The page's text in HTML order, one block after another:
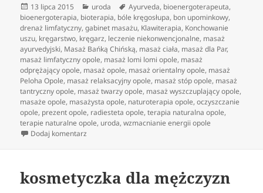
Data
publikacji
13 lipca 2015 Kategorie
uroda Tagi
Ayurveda, bioenergoterapeuta,
bioenergoterapia, bioterapia, bóle kręgosłupa, bon upominkowy,
drenaż limfatyczny,gabinet masażu, Klawiterapia, Konchowanie
uszu, kręgarstwo, kręgarz, leczenie niekonwencjonalne, masaż
ayurvedyjski, Masaż Bańką Chińską, masaż ciała, masaż dla Par,
masaż limfatyczny opole, masaż lomi lomi opole, masaż
odprężający opole, masaż opole, masaż orientalny opole, masaż
Peloha Opole, masaż relaksacyjny opole, masaż stóp opole, masaż
tantryczny opole, masaż twarzy opole, masaż wyszczuplający opole,
masaże opole, masażysta opole, naturoterapia opole,oczyszczanie
opole, prezent opole, radiesteta opole,terapia naturalna opole,
terapie naturalne opole, uroda,wzmacnianie energii opole
Dodaj komentarz
kosmetyczka dla mężczyzn